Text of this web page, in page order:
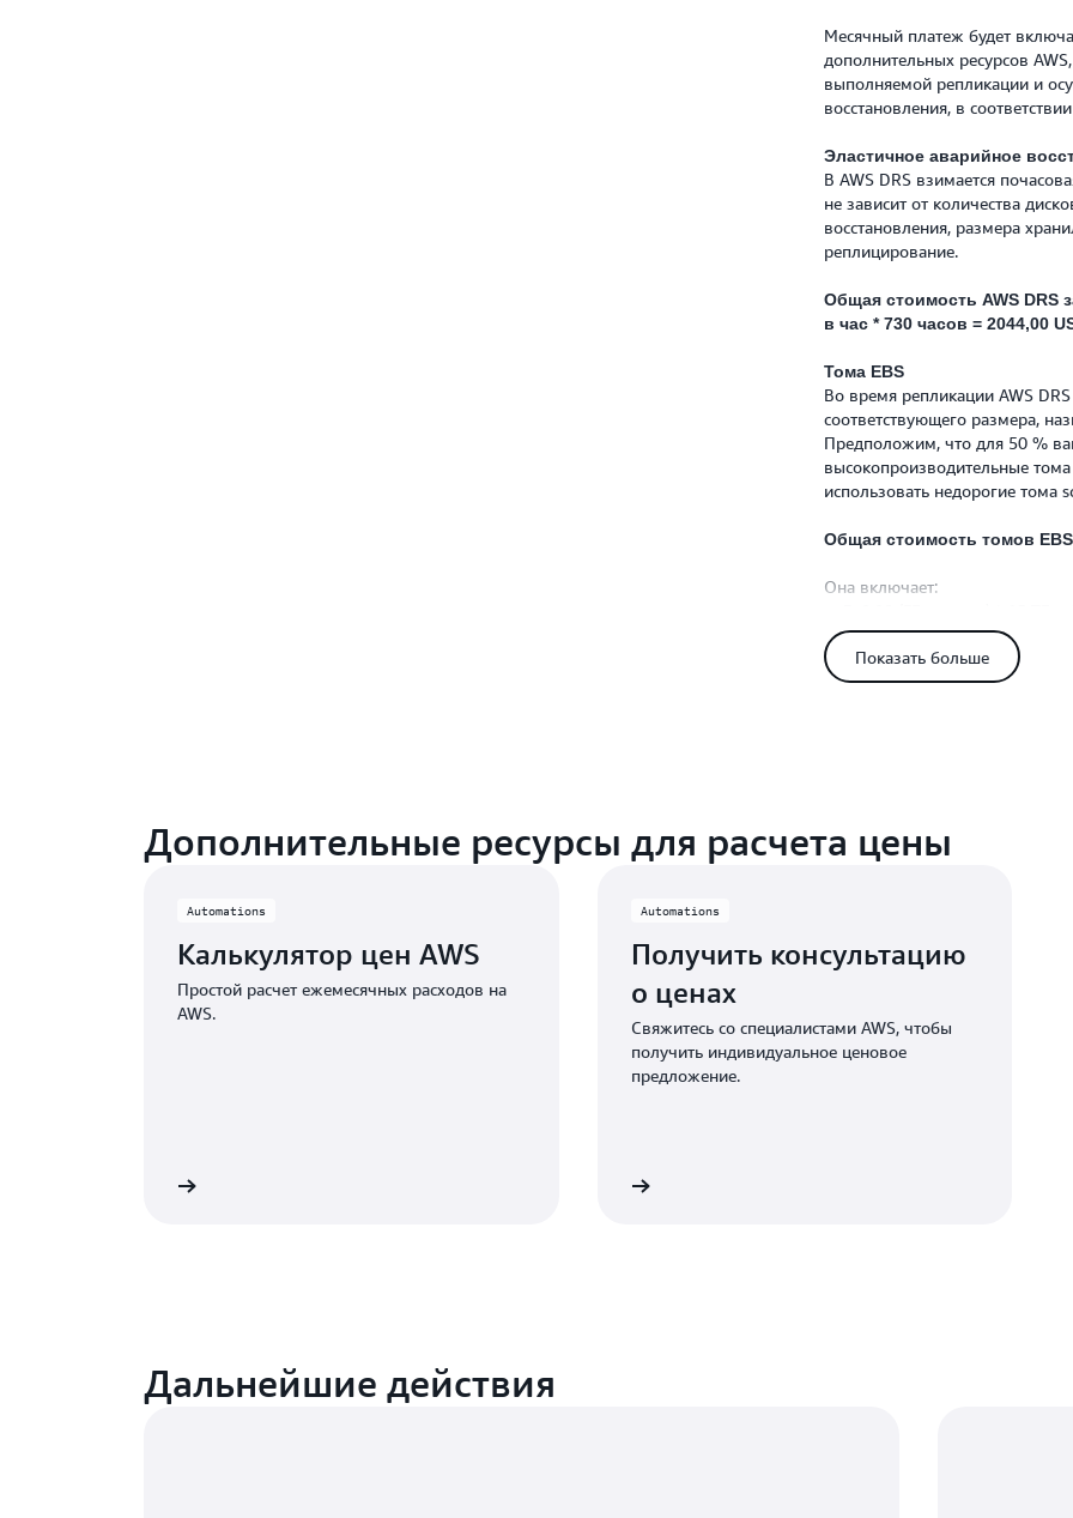
Месячный платеж будет
дополнительных ресурсов
выполняемой репликации и
восстановления, в
Эластичное аварийное
В AWS DRS взимается
не зависит от количества
восстановления, размера
реплицирование.
Общая стоимость AWS DRS
в час * 730 часов = 2044,00
Тома EBS
Во время репликации AWS
соответствующего размера,
Предположим, что для 50 %
высокопроизводительные
использовать недорогие тома
Общая стоимость томов
Она включает:
sc1: 0,015 (ГБ в месяц) * 15 ТБ
Пример расчета цен для
состояния. Количество
зависит от выбранной
изменения) * 7 дней]] =
Показать больше
Дополнительные ресурсы для расчета цены
Automations
Калькулятор цен AWS
Простой расчет ежемесячных расходов на
AWS.
Automations
Получить консультацию
о ценах
Свяжитесь со специалистами AWS, чтобы
получить индивидуальное ценовое
предложение.
Дальнейшие действия